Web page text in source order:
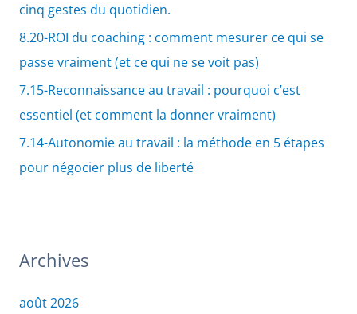
cinq gestes du quotidien.
8.20-ROI du coaching : comment mesurer ce qui se
passe vraiment (et ce qui ne se voit pas)
7.15-Reconnaissance au travail : pourquoi c’est
essentiel (et comment la donner vraiment)
7.14-Autonomie au travail : la méthode en 5 étapes
pour négocier plus de liberté
Archives
août 2026